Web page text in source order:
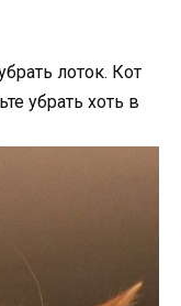
лоток. Кот
убрать хоть в